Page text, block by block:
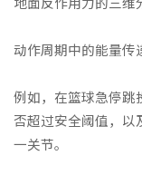
动作周期中的能量传
例如，在篮球急停跳
否超过安全阈值，以
一关节。